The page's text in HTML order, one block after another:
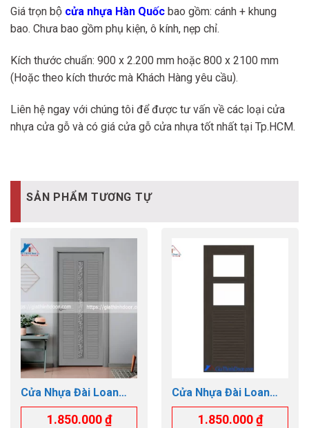
Giá trọn bộ cửa nhựa Hàn Quốc bao gồm: cánh + khung
bao. Chưa bao gồm phụ kiện, ô kính, nẹp chỉ.
Kích thước chuẩn: 900 x 2.200 mm hoặc 800 x 2100 mm
(Hoặc theo kích thước mà Khách Hàng yêu cầu).
Liên hệ ngay với chúng tôi để được tư vấn về các loại cửa
nhựa cửa gỗ và có giá cửa gỗ cửa nhựa tốt nhất tại Tp.HCM.
SẢN PHẨM TƯƠNG TỰ
Cửa Nhựa Đài Loan
GTD.YW-17
1.850.000₫
Cửa Nhựa Đài Loan
GTD.YC-29
1.850.000₫